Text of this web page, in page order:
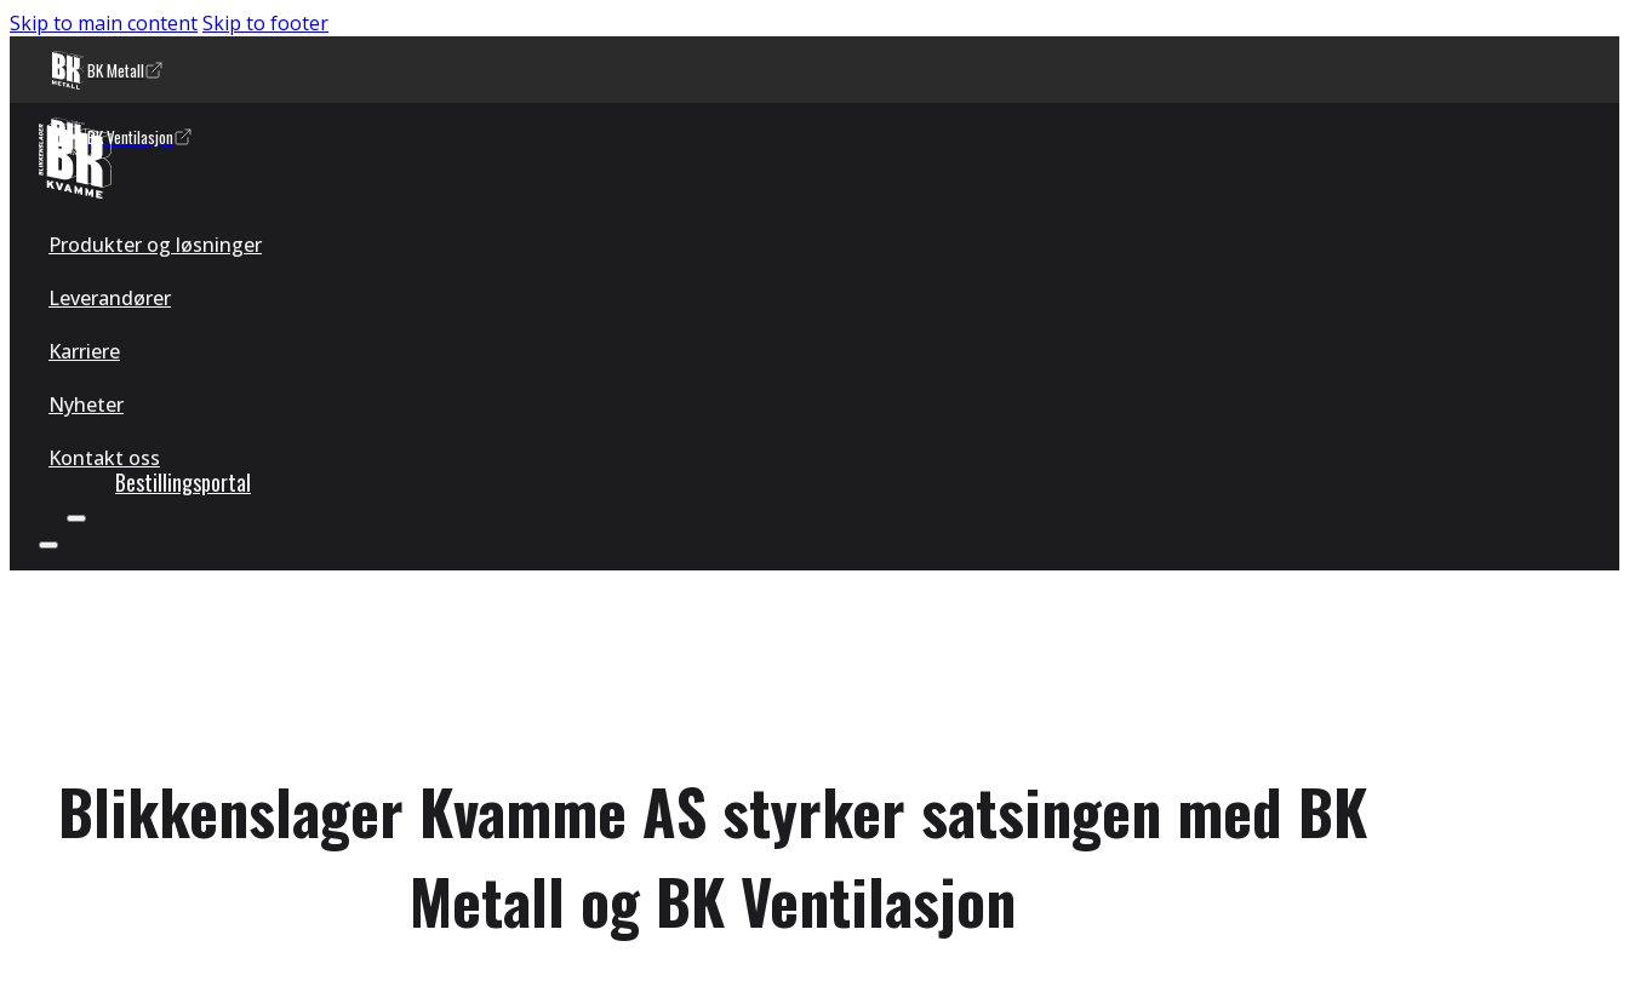
Skip to main contentSkip to footer
BK Metall
BK Ventilasjon
Produkter og løsninger
Leverandører
Karriere
Nyheter
Kontakt oss
Bestillingsportal
Blikkenslager Kvamme AS styrker satsingen med BK
Metall og BK Ventilasjon